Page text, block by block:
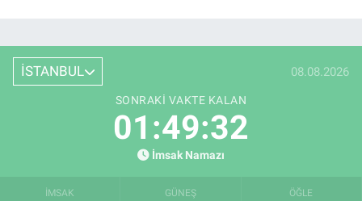
İSTANBUL 08.08.2026
SONRAKI VAKTE KALAN
01:49:32
İmsak Namazı
İMSAK GÜNEŞ ÖĞLE